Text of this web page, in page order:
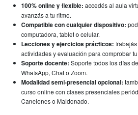
100% online y flexible: accedés al aula
avanzás a tu ritmo.
Compatible con cualquier dispositivo:
computadora, tablet o celular.
Lecciones y ejercicios prácticos:
actividades y evaluación para comprobar
Soporte docente: Soporte todos los días
WhatsApp, Chat o Zoom.
Modalidad semi-presencial opcional:
curso online con clases presenciales
Canelones o Maldonado.